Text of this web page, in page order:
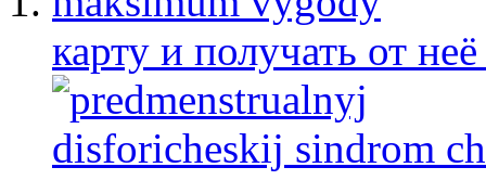
карту и получать от